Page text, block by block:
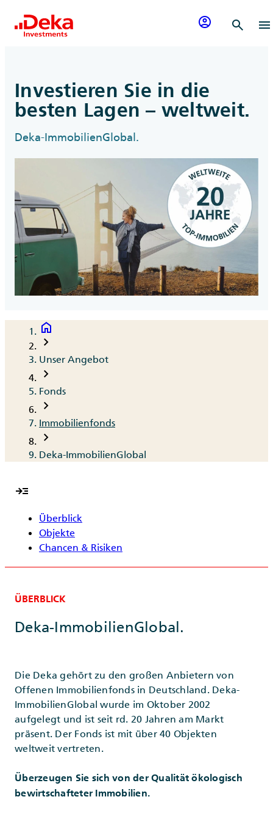
account_circle search menu
Investieren Sie in die
besten Lagen – weltweit.
Deka-ImmobilienGlobal.
Breadcrumb
home
chevron_right
Unser Angebot
chevron_right
Fonds
chevron_right
Immobilienfonds
chevron_right
Deka-ImmobilienGlobal
read_more
Überblick
Objekte
Chancen & Risiken
ÜBERBLICK
Deka-ImmobilienGlobal.
Die Deka gehört zu den großen Anbietern von
Offenen Immobilienfonds in Deutschland. Deka-
ImmobilienGlobal wurde im Oktober 2002
aufgelegt und ist seit rd. 20 Jahren am Markt
präsent. Der Fonds ist mit über 40 Objekten
weltweit vertreten.
Überzeugen Sie sich von der Qualität ökologisch
bewirtschafteter Immobilien.